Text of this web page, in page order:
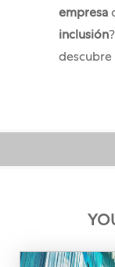
empresa
inclusión
descubre